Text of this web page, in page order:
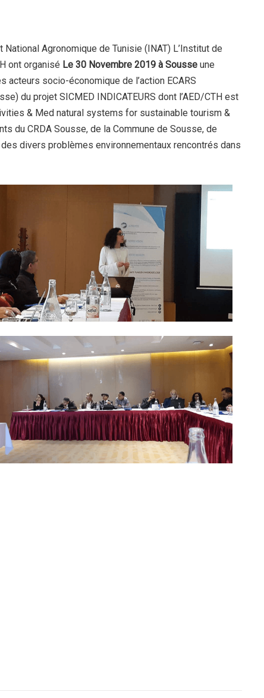
Agronomique de Tunisie (INAT) L’Institut de
ont organisé Le 30 Novembre 2019 à Sousse une
acteurs socio-économique de l’action ECARS
du projet SICMED INDICATEURS dont l’AED/CTH est
& Med natural systems for sustainable tourism &
du CRDA Sousse, de la Commune de Sousse, de
divers problèmes environnementaux rencontrés dans